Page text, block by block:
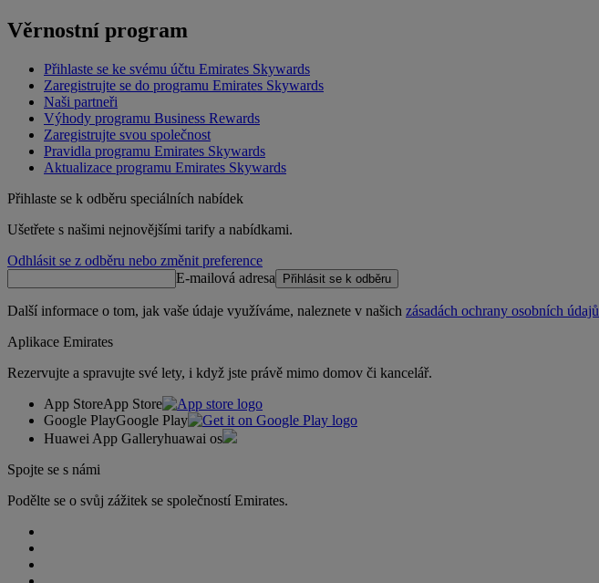
Věrnostní program
Přihlaste se ke svému účtu Emirates Skywards
Zaregistrujte se do programu Emirates Skywards
Naši partneři
Výhody programu Business Rewards
Zaregistrujte svou společnost
Pravidla programu Emirates Skywards
Aktualizace programu Emirates Skywards
Přihlaste se k odběru speciálních nabídek
Ušetřete s našimi nejnovějšími tarify a nabídkami.
Odhlásit se z odběru nebo změnit preference
E-mailová adresa
Přihlásit se k odběru
Další informace o tom, jak vaše údaje využíváme, naleznete v našich zásadách ochrany osobních údajů
Aplikace Emirates
Rezervujte a spravujte své lety, i když jste právě mimo domov či kancelář.
App StoreApp Store
Google PlayGoogle Play
Huawei App Galleryhuawai os
Spojte se s námi
Podělte se o svůj zážitek se společností Emirates.